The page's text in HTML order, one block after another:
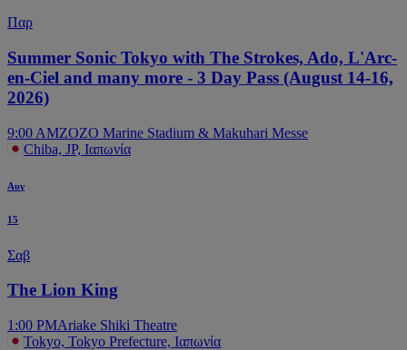
Παρ
Summer Sonic Tokyo with The Strokes, Ado, L'Arc-
en-Ciel and many more - 3 Day Pass (August 14-16,
2026)
9:00 AMZOZO Marine Stadium & Makuhari Messe
Chiba, JP, Ιαπωνία
Αυγ
15
Σαβ
The Lion King
1:00 PMAriake Shiki Theatre
Tokyo, Tokyo Prefecture, Ιαπωνία